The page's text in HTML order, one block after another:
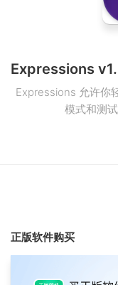
Expressions 允许你
模式和测
正版软件购买